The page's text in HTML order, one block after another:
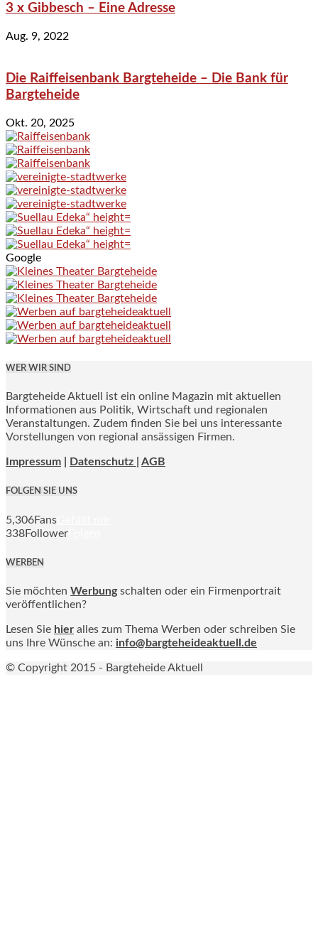
3 x Gibbesch – Eine Adresse
Aug. 9, 2022
Die Raiffeisenbank Bargteheide – Die Bank für
Bargteheide
Okt. 20, 2025
Google
WER WIR SIND
Bargteheide Aktuell ist ein online Magazin mit aktuellen
Informationen aus Politik, Wirtschaft und regionalen
Veranstaltungen. Zudem finden Sie bei uns interessante
Vorstellungen von regional ansässigen Firmen.
Impressum Datenschutz | AGB
FOLGEN SIE UNS
5,306Fans
338Follower
WERBEN
Sie möchten Werbung schalten oder ein Firmenportrait
veröffentlichen?
Lesen Sie hier alles zum Thema Werben oder schreiben Sie
uns Ihre Wünsche an: info@bargteheideaktuell.de
© Copyright 2015 - Bargteheide Aktuell